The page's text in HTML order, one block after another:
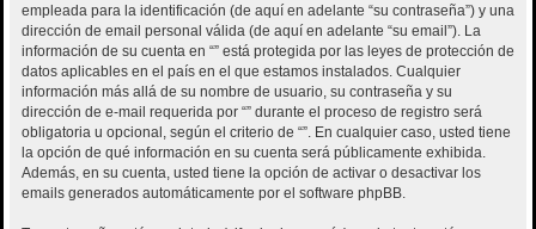
empleada para la identificación (de aquí en adelante “su contraseña”) y una
dirección de email personal válida (de aquí en adelante “su email”). La
información de su cuenta en “” está protegida por las leyes de protección de
datos aplicables en el país en el que estamos instalados. Cualquier
información más allá de su nombre de usuario, su contraseña y su
dirección de e-mail requerida por “” durante el proceso de registro será
obligatoria u opcional, según el criterio de “”. En cualquier caso, usted tiene
la opción de qué información en su cuenta será públicamente exhibida.
Además, en su cuenta, usted tiene la opción de activar o desactivar los
emails generados automáticamente por el software phpBB.